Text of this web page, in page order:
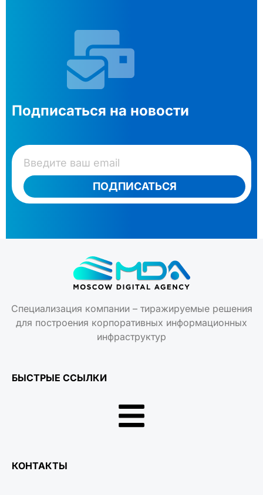
Подписаться на новости
ПОДПИСАТЬСЯ
Специализация компании – тиражируемые решения
для построения корпоративных информационных
инфраструктур
БЫСТРЫЕ ССЫЛКИ
КОНТАКТЫ